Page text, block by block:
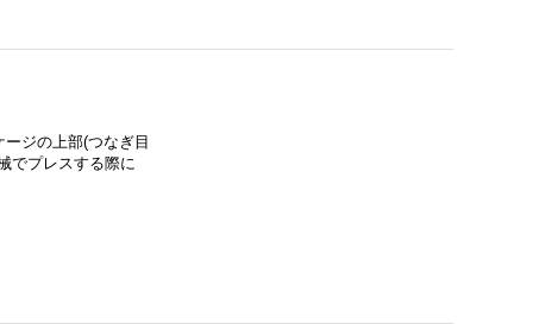
ジの上部(つなぎ目
でプレスする際に